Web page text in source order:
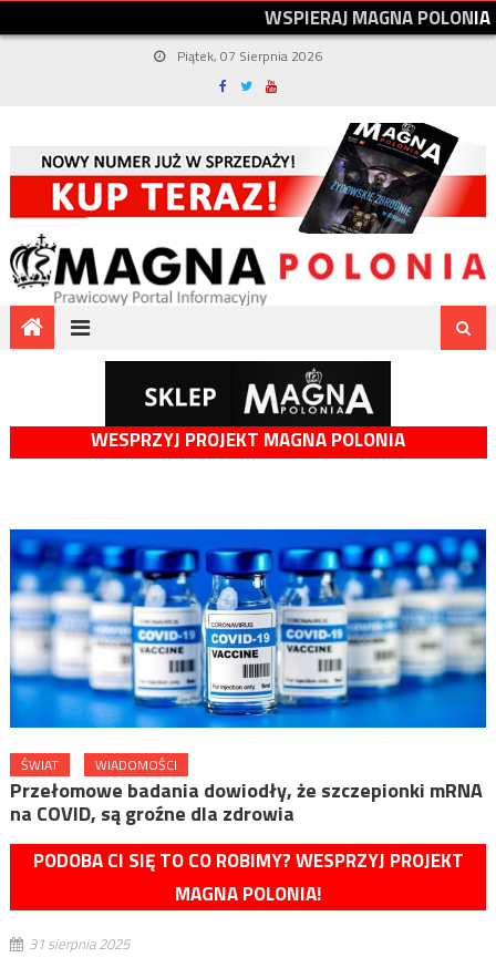
WSPIERAJMAGNAPOLONIA
Piątek, 07 Sierpnia 2026
WESPRZYJ PROJEKT MAGNA POLONIA
ŚWIAT WIADOMOŚCI
Przełomowe badania dowiodły, że szczepionki mRNA
na COVID, są groźne dla zdrowia
PODOBA CI SIĘ TO CO ROBIMY? WESPRZYJ PROJEKT
MAGNA POLONIA!
31 sierpnia 2025